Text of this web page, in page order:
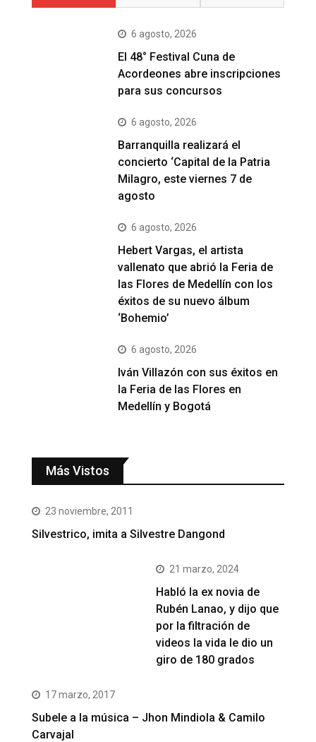
6 agosto, 2026
El 48° Festival Cuna de
Acordeones abre inscripciones
para sus concursos
6 agosto, 2026
Barranquilla realizará el
concierto ‘Capital de la Patria
Milagro, este viernes 7 de
agosto
6 agosto, 2026
Hebert Vargas, el artista
vallenato que abrió la Feria de
las Flores de Medellín con los
éxitos de su nuevo álbum
‘Bohemio’
6 agosto, 2026
Iván Villazón con sus éxitos en
la Feria de las Flores en
Medellín y Bogotá
Más Vistos
23 noviembre, 2011
Silvestrico, imita a Silvestre Dangond
21 marzo, 2024
Habló la ex novia de
Rubén Lanao, y dijo que
por la filtración de
videos la vida le dio un
giro de 180 grados
17 marzo, 2017
Subele a la música – Jhon Mindiola & Camilo
Carvajal